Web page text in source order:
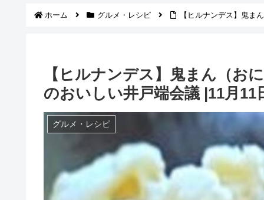
ホーム グルメ・レシピ 【ヒルナンデス】鬼ま
【ヒルナンデス】鬼まん（お
のおいしい井戸端会議 |11月11
グルメ・レシピ